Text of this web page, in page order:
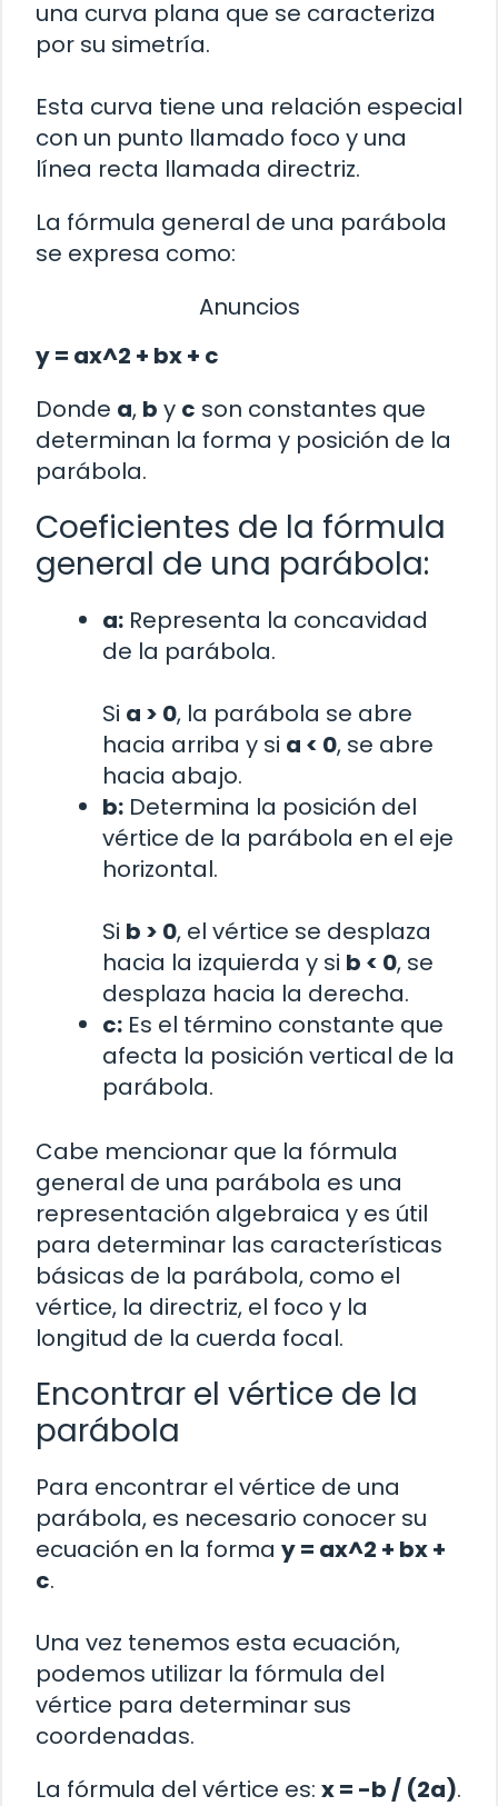
una curva plana que se caracteriza
por su simetría.
Esta curva tiene una relación especial
con un punto llamado foco y una
línea recta llamada directriz.
La fórmula general de una parábola
se expresa como:
Anuncios
y = ax^2 + bx + c
Donde a, b y c son constantes que
determinan la forma y posición de la
parábola.
Coeficientes de la fórmula
general de una parábola:
a: Representa la concavidad
de la parábola.
Si a > 0, la parábola se abre
hacia arriba y si a < 0, se abre
hacia abajo.
b: Determina la posición del
vértice de la parábola en el eje
horizontal.
Si b > 0, el vértice se desplaza
hacia la izquierda y si b < 0, se
desplaza hacia la derecha.
c: Es el término constante que
afecta la posición vertical de la
parábola.
Cabe mencionar que la fórmula
general de una parábola es una
representación algebraica y es útil
para determinar las características
básicas de la parábola, como el
vértice, la directriz, el foco y la
longitud de la cuerda focal.
Encontrar el vértice de la
parábola
Para encontrar el vértice de una
parábola, es necesario conocer su
ecuación en la forma y = ax^2 + bx +
c.
Una vez tenemos esta ecuación,
podemos utilizar la fórmula del
vértice para determinar sus
coordenadas.
La fórmula del vértice es: x = -b / (2a).